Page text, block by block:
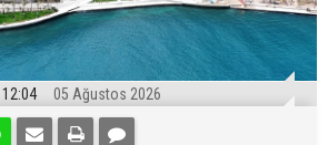
12:04 05 Ağustos 2026